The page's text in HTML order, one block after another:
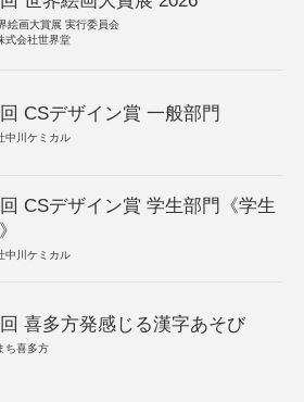
絵画大賞展 実行委員会
式会社世界堂
CSデザイン賞 一般部門
中川ケミカル
CSデザイン賞 学生部門《学生
中川ケミカル
喜多方発感じる漢字あそび
ち喜多方